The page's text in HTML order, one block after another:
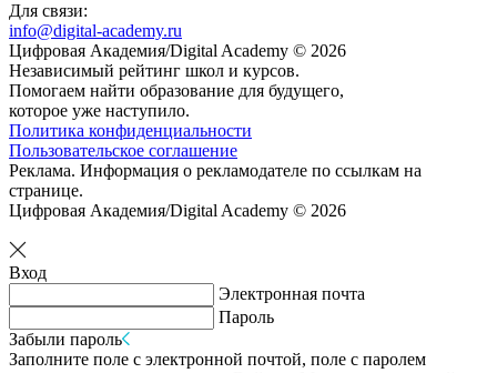
Для связи:
info@digital-academy.ru
Цифровая Академия/Digital Academy © 2026
Независимый рейтинг школ и курсов.
Помогаем найти образование для будущего,
которое уже наступило.
Политика конфиденциальности
Пользовательское соглашение
Реклама. Информация о рекламодателе по ссылкам на
странице.
Цифровая Академия/Digital Academy © 2026
Вход
Электронная почта
Пароль
Забыли пароль
Заполните поле с электронной почтой, поле с паролем